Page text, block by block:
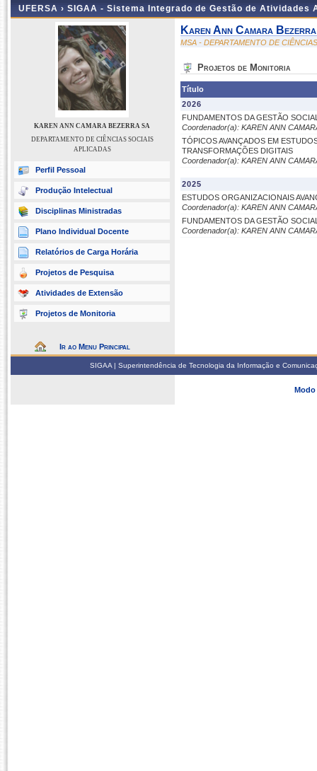
UFERSA › SIGAA - Sistema Integrado de Gestão de Atividades
KAREN ANN CAMARA BEZERRA SA
DEPARTAMENTO DE CIÊNCIAS SOCIAIS
APLICADAS
Perfil Pessoal
Produção Intelectual
Disciplinas Ministradas
Plano Individual Docente
Relatórios de Carga Horária
Projetos de Pesquisa
Atividades de Extensão
Projetos de Monitoria
Ir ao Menu Principal
Karen Ann Camara
MSA - DEPARTAMENTO DE
Projetos de Monitoria
Título
2026
FUNDAMENTOS DA GESTÃO
Coordenador(a): KAREN ANN
TÓPICOS AVANÇADOS EM
TRANSFORMAÇÕES DIGITAIS
Coordenador(a): KAREN ANN
2025
ESTUDOS ORGANIZACIONAIS
Coordenador(a): KAREN ANN
FUNDAMENTOS DA GESTÃO
Coordenador(a): KAREN ANN
SIGAA | Superintendência de Tecnologia da Informação e
Modo